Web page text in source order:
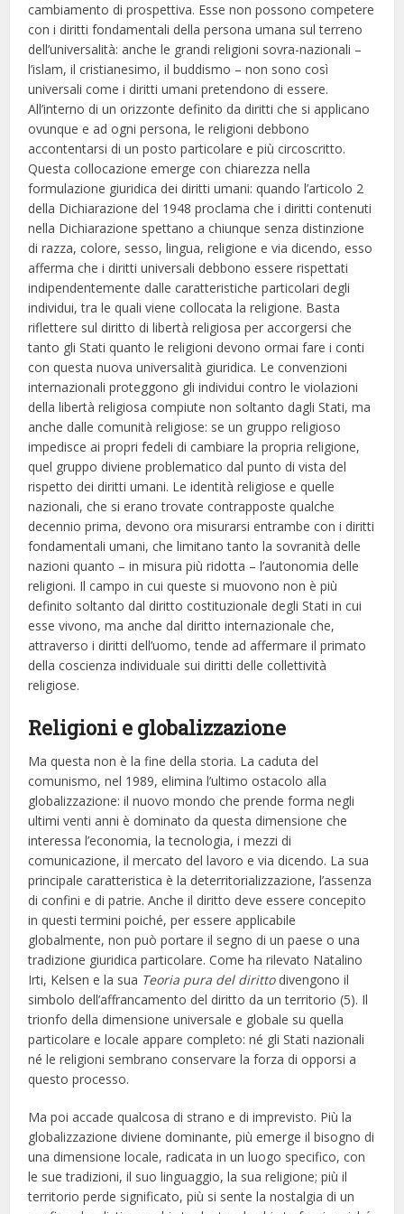
cambiamento di prospettiva. Esse non possono competere
con i diritti fondamentali della persona umana sul terreno
dell’universalità: anche le grandi religioni sovra-nazionali –
l’islam, il cristianesimo, il buddismo – non sono così
universali come i diritti umani pretendono di essere.
All’interno di un orizzonte definito da diritti che si applicano
ovunque e ad ogni persona, le religioni debbono
accontentarsi di un posto particolare e più circoscritto.
Questa collocazione emerge con chiarezza nella
formulazione giuridica dei diritti umani: quando l’articolo 2
della Dichiarazione del 1948 proclama che i diritti contenuti
nella Dichiarazione spettano a chiunque senza distinzione
di razza, colore, sesso, lingua, religione e via dicendo, esso
afferma che i diritti universali debbono essere rispettati
indipendentemente dalle caratteristiche particolari degli
individui, tra le quali viene collocata la religione. Basta
riflettere sul diritto di libertà religiosa per accorgersi che
tanto gli Stati quanto le religioni devono ormai fare i conti
con questa nuova universalità giuridica. Le convenzioni
internazionali proteggono gli individui contro le violazioni
della libertà religiosa compiute non soltanto dagli Stati, ma
anche dalle comunità religiose: se un gruppo religioso
impedisce ai propri fedeli di cambiare la propria religione,
quel gruppo diviene problematico dal punto di vista del
rispetto dei diritti umani. Le identità religiose e quelle
nazionali, che si erano trovate contrapposte qualche
decennio prima, devono ora misurarsi entrambe con i diritti
fondamentali umani, che limitano tanto la sovranità delle
nazioni quanto – in misura più ridotta – l’autonomia delle
religioni. Il campo in cui queste si muovono non è più
definito soltanto dal diritto costituzionale degli Stati in cui
esse vivono, ma anche dal diritto internazionale che,
attraverso i diritti dell’uomo, tende ad affermare il primato
della coscienza individuale sui diritti delle collettività
religiose.
Religioni e globalizzazione
Ma questa non è la fine della storia. La caduta del
comunismo, nel 1989, elimina l’ultimo ostacolo alla
globalizzazione: il nuovo mondo che prende forma negli
ultimi venti anni è dominato da questa dimensione che
interessa l’economia, la tecnologia, i mezzi di
comunicazione, il mercato del lavoro e via dicendo. La sua
principale caratteristica è la deterritorializzazione, l’assenza
di confini e di patrie. Anche il diritto deve essere concepito
in questi termini poiché, per essere applicabile
globalmente, non può portare il segno di un paese o una
tradizione giuridica particolare. Come ha rilevato Natalino
Irti, Kelsen e la sua Teoria pura del diritto divengono il
simbolo dell’affrancamento del diritto da un territorio (5). Il
trionfo della dimensione universale e globale su quella
particolare e locale appare completo: né gli Stati nazionali
né le religioni sembrano conservare la forza di opporsi a
questo processo.
Ma poi accade qualcosa di strano e di imprevisto. Più la
globalizzazione diviene dominante, più emerge il bisogno di
una dimensione locale, radicata in un luogo specifico, con
le sue tradizioni, il suo linguaggio, la sua religione; più il
territorio perde significato, più si sente la nostalgia di un